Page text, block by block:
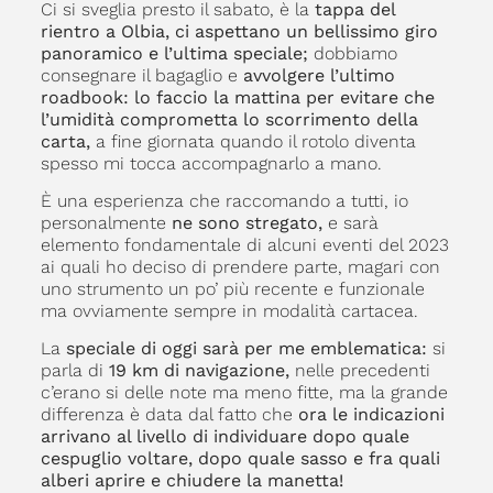
Ci si sveglia presto il sabato, è la tappa del
rientro a Olbia, ci aspettano un bellissimo giro
panoramico e l’ultima speciale; dobbiamo
consegnare il bagaglio e avvolgere l’ultimo
roadbook: lo faccio la mattina per evitare che
l’umidità comprometta lo scorrimento della
carta, a fine giornata quando il rotolo diventa
spesso mi tocca accompagnarlo a mano.
È una esperienza che raccomando a tutti, io
personalmente ne sono stregato,e sarà
elemento fondamentale di alcuni eventi del 2023
ai quali ho deciso di prendere parte, magari con
uno strumento un po’ più recente e funzionale
ma ovviamente sempre in modalità cartacea.
La speciale di oggi sarà per me emblematica: si
parla di 19 km di navigazione, nelle precedenti
c’erano si delle note ma meno fitte, ma la grande
differenza è data dal fatto che ora le indicazioni
arrivano al livello di individuare dopo quale
cespuglio voltare, dopo quale sasso e fra quali
alberi aprire e chiudere la manetta!